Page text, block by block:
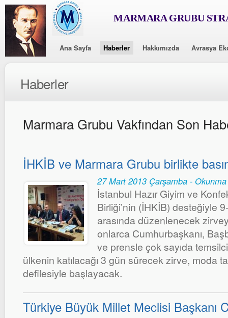
MARMARA GRUBU
Ana Sayfa Haberler Hakkımızda Avrasya
Haberler
Marmara Grubu Vakfından Son
İHKİB ve Marmara Grubu birlikte
27 Mart 2013 Çarşamba -
İstanbul Hazır Giyim ve
Birliği’nin (İHKİB) desteğiyle
arasında düzenlenecek
onlarca Cumhurbaşkanı,
ve prensle çok sayıda
ülkenin katılacağı 3 gün sürecek zirve, moda
defilesiyle başlayacak.
Türkiye Büyük Millet Meclisi Başkanı